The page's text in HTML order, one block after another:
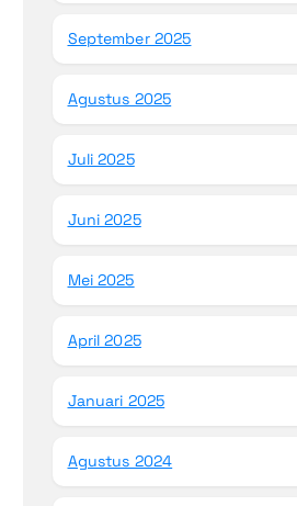
September 2025
Agustus 2025
Juli 2025
Juni 2025
Mei 2025
April 2025
Januari 2025
Agustus 2024